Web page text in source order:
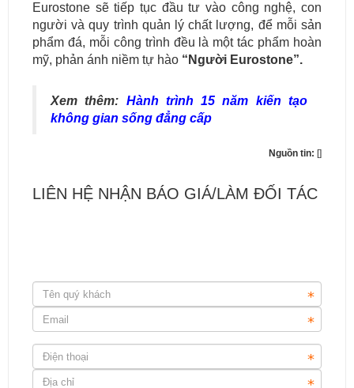
Eurostone sẽ tiếp tục đầu tư vào công nghệ, con
người và quy trình quản lý chất lượng, để mỗi sản
phẩm đá, mỗi công trình đều là một tác phẩm hoàn
mỹ, phản ánh niềm tự hào “Người Eurostone”.
Xem thêm: Hành trình 15 năm kiến tạo
không gian sống đẳng cấp
Nguồn tin: []
LIÊN HỆ NHẬN BÁO GIÁ/LÀM ĐỐI TÁC